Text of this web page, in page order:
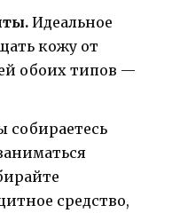
Идеальное
кожу от
обоих типов —
собираетесь
средство,